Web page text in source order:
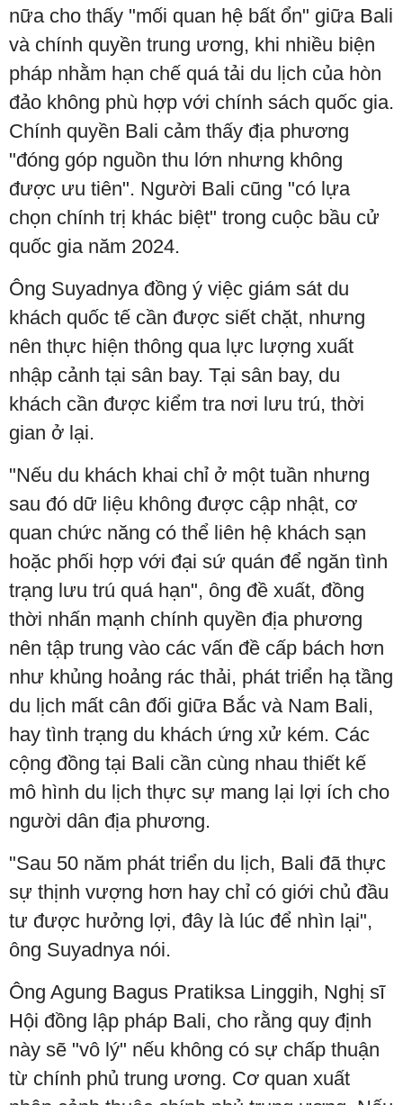
nữa cho thấy "mối quan hệ bất ổn" giữa Bali
và chính quyền trung ương, khi nhiều biện
pháp nhằm hạn chế quá tải du lịch của hòn
đảo không phù hợp với chính sách quốc gia.
Chính quyền Bali cảm thấy địa phương
"đóng góp nguồn thu lớn nhưng không
được ưu tiên". Người Bali cũng "có lựa
chọn chính trị khác biệt" trong cuộc bầu cử
quốc gia năm 2024.
Ông Suyadnya đồng ý việc giám sát du
khách quốc tế cần được siết chặt, nhưng
nên thực hiện thông qua lực lượng xuất
nhập cảnh tại sân bay. Tại sân bay, du
khách cần được kiểm tra nơi lưu trú, thời
gian ở lại.
"Nếu du khách khai chỉ ở một tuần nhưng
sau đó dữ liệu không được cập nhật, cơ
quan chức năng có thể liên hệ khách sạn
hoặc phối hợp với đại sứ quán để ngăn tình
trạng lưu trú quá hạn", ông đề xuất, đồng
thời nhấn mạnh chính quyền địa phương
nên tập trung vào các vấn đề cấp bách hơn
như khủng hoảng rác thải, phát triển hạ tầng
du lịch mất cân đối giữa Bắc và Nam Bali,
hay tình trạng du khách ứng xử kém. Các
cộng đồng tại Bali cần cùng nhau thiết kế
mô hình du lịch thực sự mang lại lợi ích cho
người dân địa phương.
"Sau 50 năm phát triển du lịch, Bali đã thực
sự thịnh vượng hơn hay chỉ có giới chủ đầu
tư được hưởng lợi, đây là lúc để nhìn lại",
ông Suyadnya nói.
Ông Agung Bagus Pratiksa Linggih, Nghị sĩ
Hội đồng lập pháp Bali, cho rằng quy định
này sẽ "vô lý" nếu không có sự chấp thuận
từ chính phủ trung ương. Cơ quan xuất